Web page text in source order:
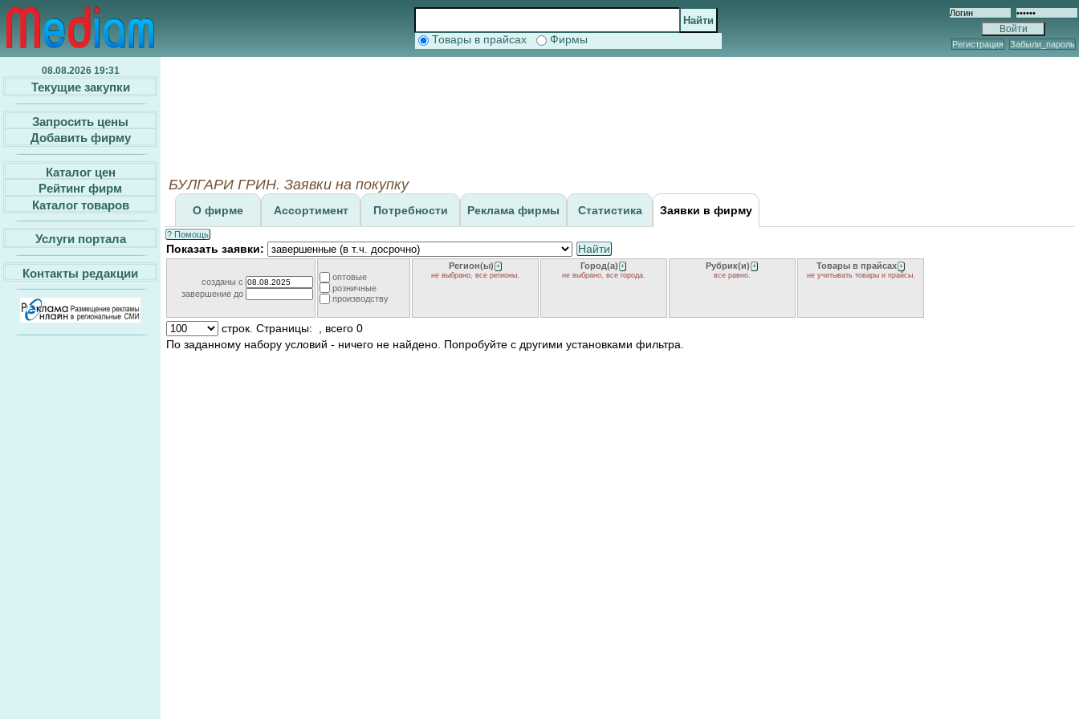
Товары в прайсах Фирмы Регистрация Забыли_пароль
08.08.2026 19:31
Текущие закупки
Запросить цены
Добавить фирму
Каталог цен
Рейтинг фирм
Каталог товаров
Услуги портала
Контакты редакции
БУЛГАРИ ГРИН. Заявки на покупку
О фирме Ассортимент Потребности Реклама фирмы Статистика Заявки в фирму
? Помощь
Показать заявки: Найти
созданы c
завершение до
оптовые
розничные
производству
Регион(ы) +
не выбрано, все регионы.
Город(а) +
не выбрано, все города.
Рубрик(и) +
все равно.
Товары в прайсах +
не учитывать товары и прайсы.
строк. Страницы:
, всего 0
По заданному набору условий - ничего не найдено. Попробуйте с другими установками фильтра.